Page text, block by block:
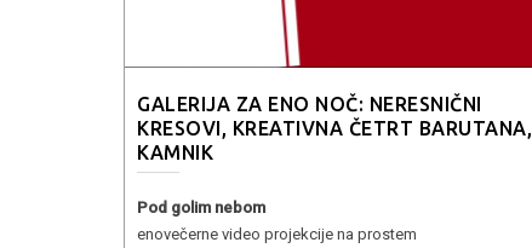
GALERIJA ZA ENO NOČ: NERESNIČNI
KRESOVI, KREATIVNA ČETRT BARUTANA,
KAMNIK
Pod golim nebom
enovečerne video projekcije na prostem